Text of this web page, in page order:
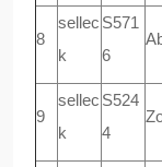
8
sellec
k
S571
6
9
sellec
k
S524
4